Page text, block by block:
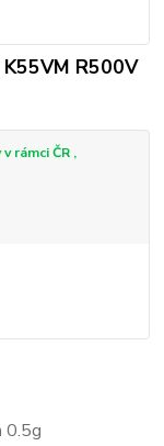
R500V
rámci ČR ,
0.5g